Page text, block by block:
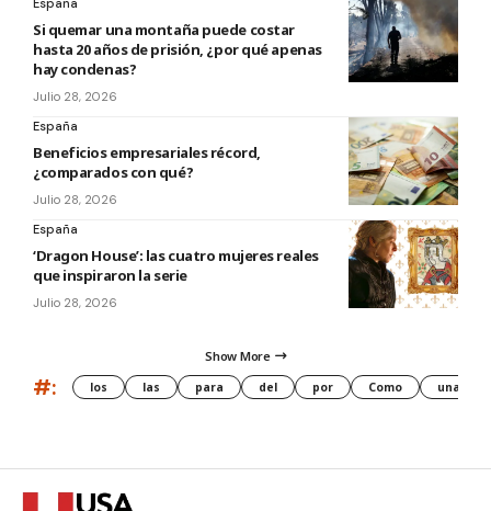
España
Si quemar una montaña puede costar
hasta 20 años de prisión, ¿por qué apenas
hay condenas?
Julio 28, 2026
España
Beneficios empresariales récord,
¿comparados con qué?
Julio 28, 2026
España
‘Dragon House’: las cuatro mujeres reales
que inspiraron la serie
Julio 28, 2026
Show More
#: los las para del por Como una